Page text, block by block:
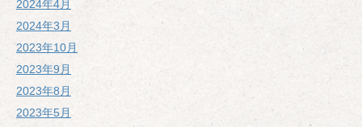
2024年4月
2024年3月
2023年10月
2023年9月
2023年8月
2023年5月